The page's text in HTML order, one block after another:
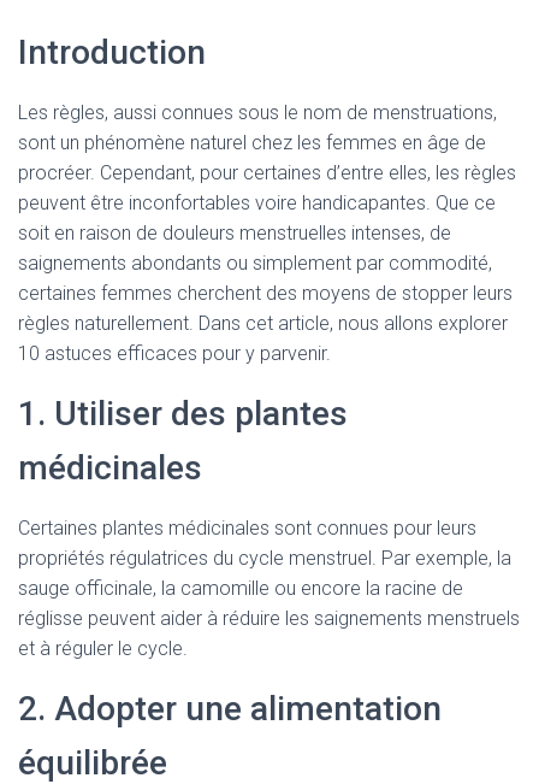
Introduction
Les règles, aussi connues sous le nom de menstruations,
sont un phénomène naturel chez les femmes en âge de
procréer. Cependant, pour certaines d’entre elles, les règles
peuvent être inconfortables voire handicapantes. Que ce
soit en raison de douleurs menstruelles intenses, de
saignements abondants ou simplement par commodité,
certaines femmes cherchent des moyens de stopper leurs
règles naturellement. Dans cet article, nous allons explorer
10 astuces efficaces pour y parvenir.
1. Utiliser des plantes
médicinales
Certaines plantes médicinales sont connues pour leurs
propriétés régulatrices du cycle menstruel. Par exemple, la
sauge officinale, la camomille ou encore la racine de
réglisse peuvent aider à réduire les saignements menstruels
et à réguler le cycle.
2. Adopter une alimentation
équilibrée